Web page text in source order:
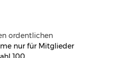
ordentlichen
nur für Mitglieder